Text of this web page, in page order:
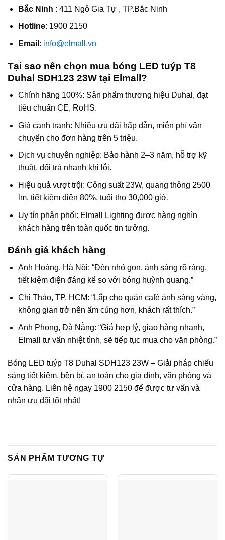
Bắc Ninh : 411 Ngô Gia Tự , TP.Bắc Ninh
Hotline: 1900 2150
Email : info@elmall.vn
Tại sao nên chọn mua bóng LED tuýp T8
Duhal SDH123 23W tại Elmall?
Chính hãng 100%: Sản phẩm thương hiệu Duhal, đạt
tiêu chuẩn CE, RoHS.
Giá cạnh tranh: Nhiều ưu đãi hấp dẫn, miễn phí vận
chuyển cho đơn hàng trên 5 triệu.
Dịch vụ chuyên nghiệp: Bảo hành 2–3 năm, hỗ trợ kỹ
thuật, đổi trả nhanh khi lỗi.
Hiệu quả vượt trội: Công suất 23W, quang thông 2500
lm, tiết kiệm điện 80%, tuổi thọ 30,000 giờ.
Uy tín phân phối: Elmall Lighting được hàng nghìn
khách hàng trên toàn quốc tin tưởng.
Đánh giá khách hàng
Anh Hoàng, Hà Nội: “Đèn nhỏ gọn, ánh sáng rõ ràng,
tiết kiệm điện đáng kể so với bóng huỳnh quang.”
Chị Thảo, TP. HCM: “Lắp cho quán café ánh sáng vàng,
không gian trở nên ấm cúng hơn, khách rất thích.”
Anh Phong, Đà Nẵng: “Giá hợp lý, giao hàng nhanh,
Elmall tư vấn nhiệt tình, sẽ tiếp tục mua cho văn phòng.”
Bóng LED tuýp T8 Duhal SDH123 23W – Giải pháp chiếu
sáng tiết kiệm, bền bỉ, an toàn cho gia đình, văn phòng và
cửa hàng. Liên hệ ngay 1900 2150 để được tư vấn và
nhận ưu đãi tốt nhất!
SẢN PHẨM TƯƠNG TỰ